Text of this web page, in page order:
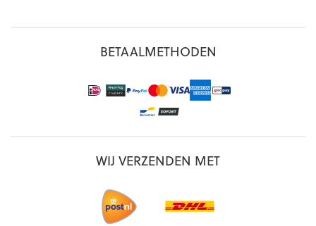
BETAALMETHODEN
WIJ VERZENDEN MET